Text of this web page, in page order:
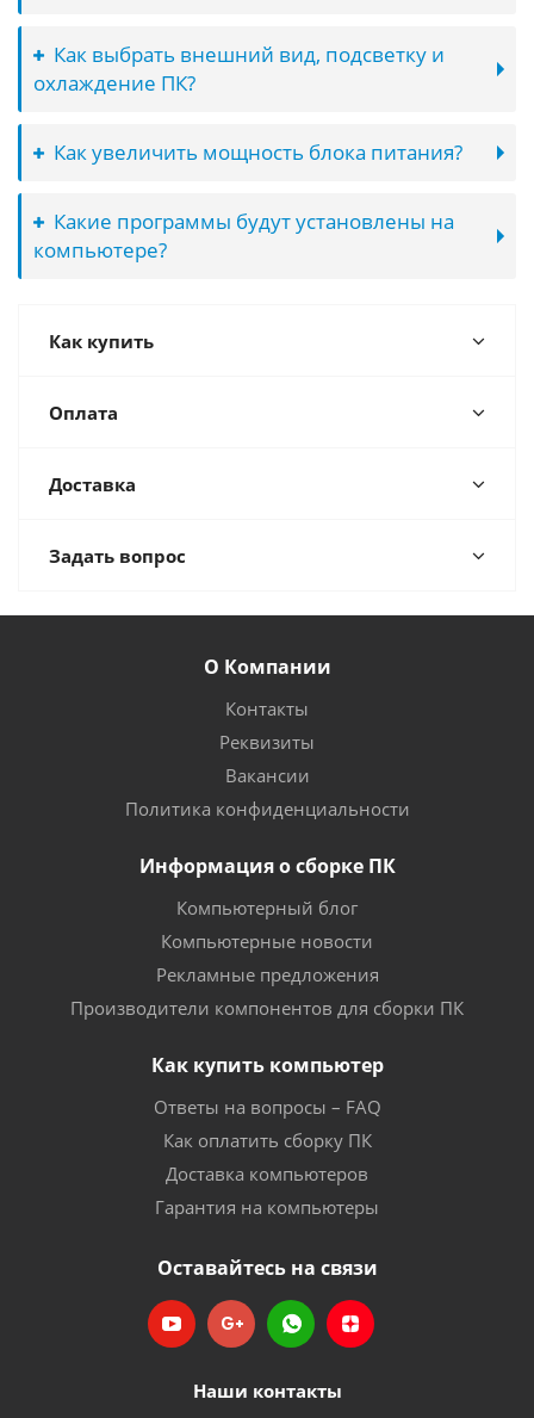
Как выбрать внешний вид, подсветку и
охлаждение ПК?
Как увеличить мощность блока питания?
Какие программы будут установлены на
компьютере?
Как купить
Оплата
Доставка
Задать вопрос
О Компании
Контакты
Реквизиты
Вакансии
Политика конфиденциальности
Информация о сборке ПК
Компьютерный блог
Компьютерные новости
Рекламные предложения
Производители компонентов для сборки ПК
Как купить компьютер
Ответы на вопросы – FAQ
Как оплатить сборку ПК
Доставка компьютеров
Гарантия на компьютеры
Оставайтесь на связи
Наши контакты